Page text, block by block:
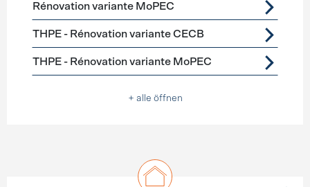
Rénovation variante MoPEC
THPE - Rénovation variante CECB
THPE - Rénovation variante MoPEC
+ alle öffnen